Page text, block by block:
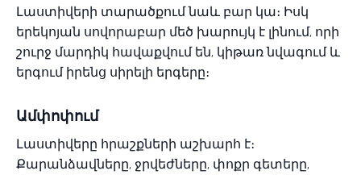
Լաստիվերի տարածքում նաև բար կա։ Իսկ
երեկոյան սովորաբար մեծ խարույկ է լինում, որի
շուրջ մարդիկ հավաքվում են, կիթառ նվագում և
երգում իրենց սիրելի երգերը։
Ամփոփում
Լաստիվերը հրաշքների աշխարհ է։
Քարանձավները, ջրվեժները, փոքր գետերը,